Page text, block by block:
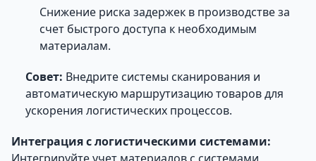
Снижение риска задержек в производстве за
счет быстрого доступа к необходимым
материалам.
Совет: Внедрите системы сканирования и
автоматическую маршрутизацию товаров для
ускорения логистических процессов.
Интеграция с логистическими системами: